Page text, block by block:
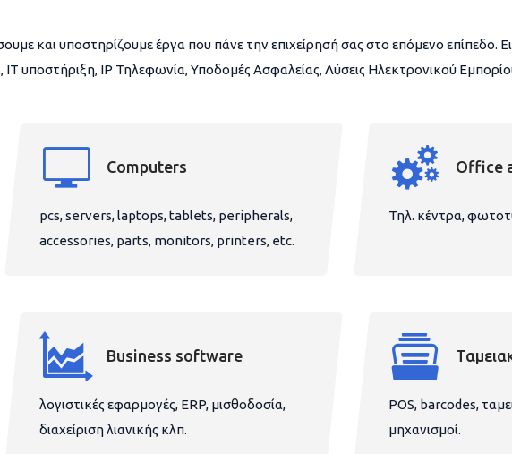
και υποστηρίζουμε έργα που πάνε την επιχείρησή σας στο επόμενο επίπεδο.
IT υποστήριξη, IP Τηλεφωνία, Υποδομές Ασφαλείας, Λύσεις Ηλεκτρονικού
Computers
pcs, servers, laptops, tablets, peripherals,
accessories, parts, monitors, printers, etc.
Office
Τηλ. κέντρα,
Business software
λογιστικές εφαρμογές, ERP, μισθοδοσία,
διαχείριση λιανικής κλπ.
POS, barcodes,
μηχανισμοί.